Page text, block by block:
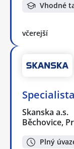
Vhodné
včerejší
Skanska a.s.
Běchovice,
Plný